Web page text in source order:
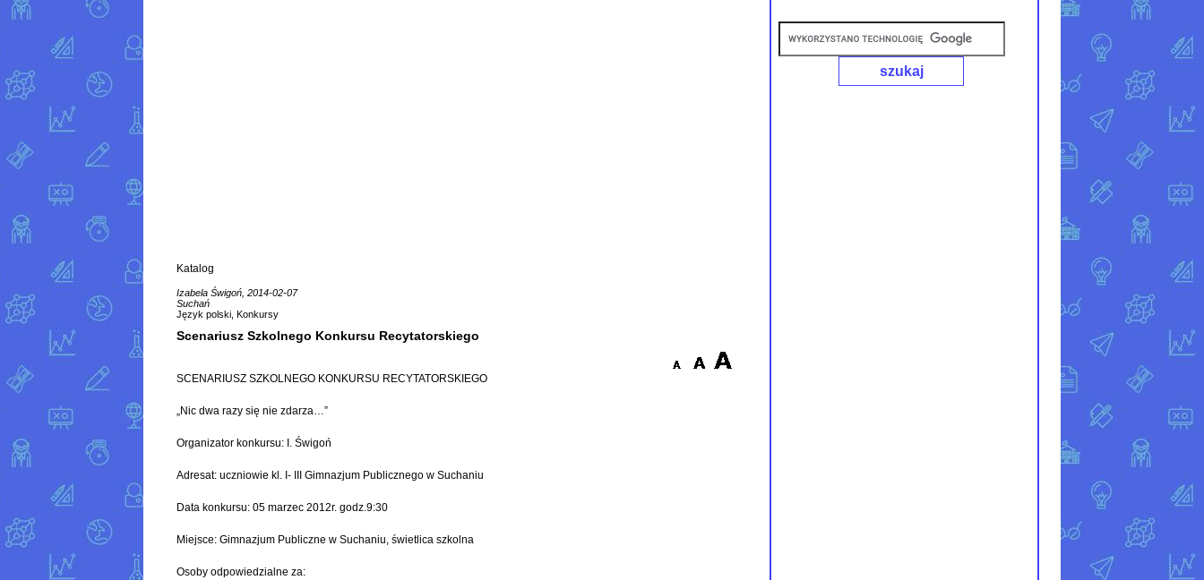
Katalog
Izabela Świgoń, 2014-02-07
Suchań
Język polski, Konkursy
Scenariusz Szkolnego Konkursu Recytatorskiego
SCENARIUSZ SZKOLNEGO KONKURSU RECYTATORSKIEGO
„Nic dwa razy się nie zdarza…”
Organizator konkursu: I. Świgoń
Adresat: uczniowie kl. I- III Gimnazjum Publicznego w Suchaniu
Data konkursu: 05 marzec 2012r. godz.9:30
Miejsce: Gimnazjum Publiczne w Suchaniu, świetlica szkolna
Osoby odpowiedzialne za: